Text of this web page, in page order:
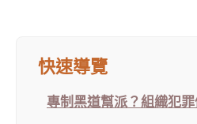
快速導覽
專制黑道幫派？組織犯